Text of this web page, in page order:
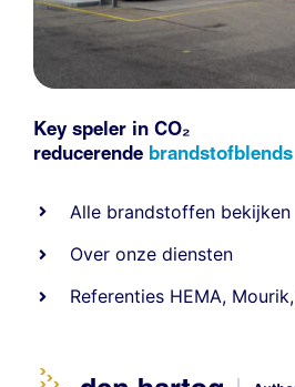
Key speler in CO₂
reducerende brandstofblends
Alle brandstoffen bekijken
Over onze diensten
Referenties HEMA, Mourik,